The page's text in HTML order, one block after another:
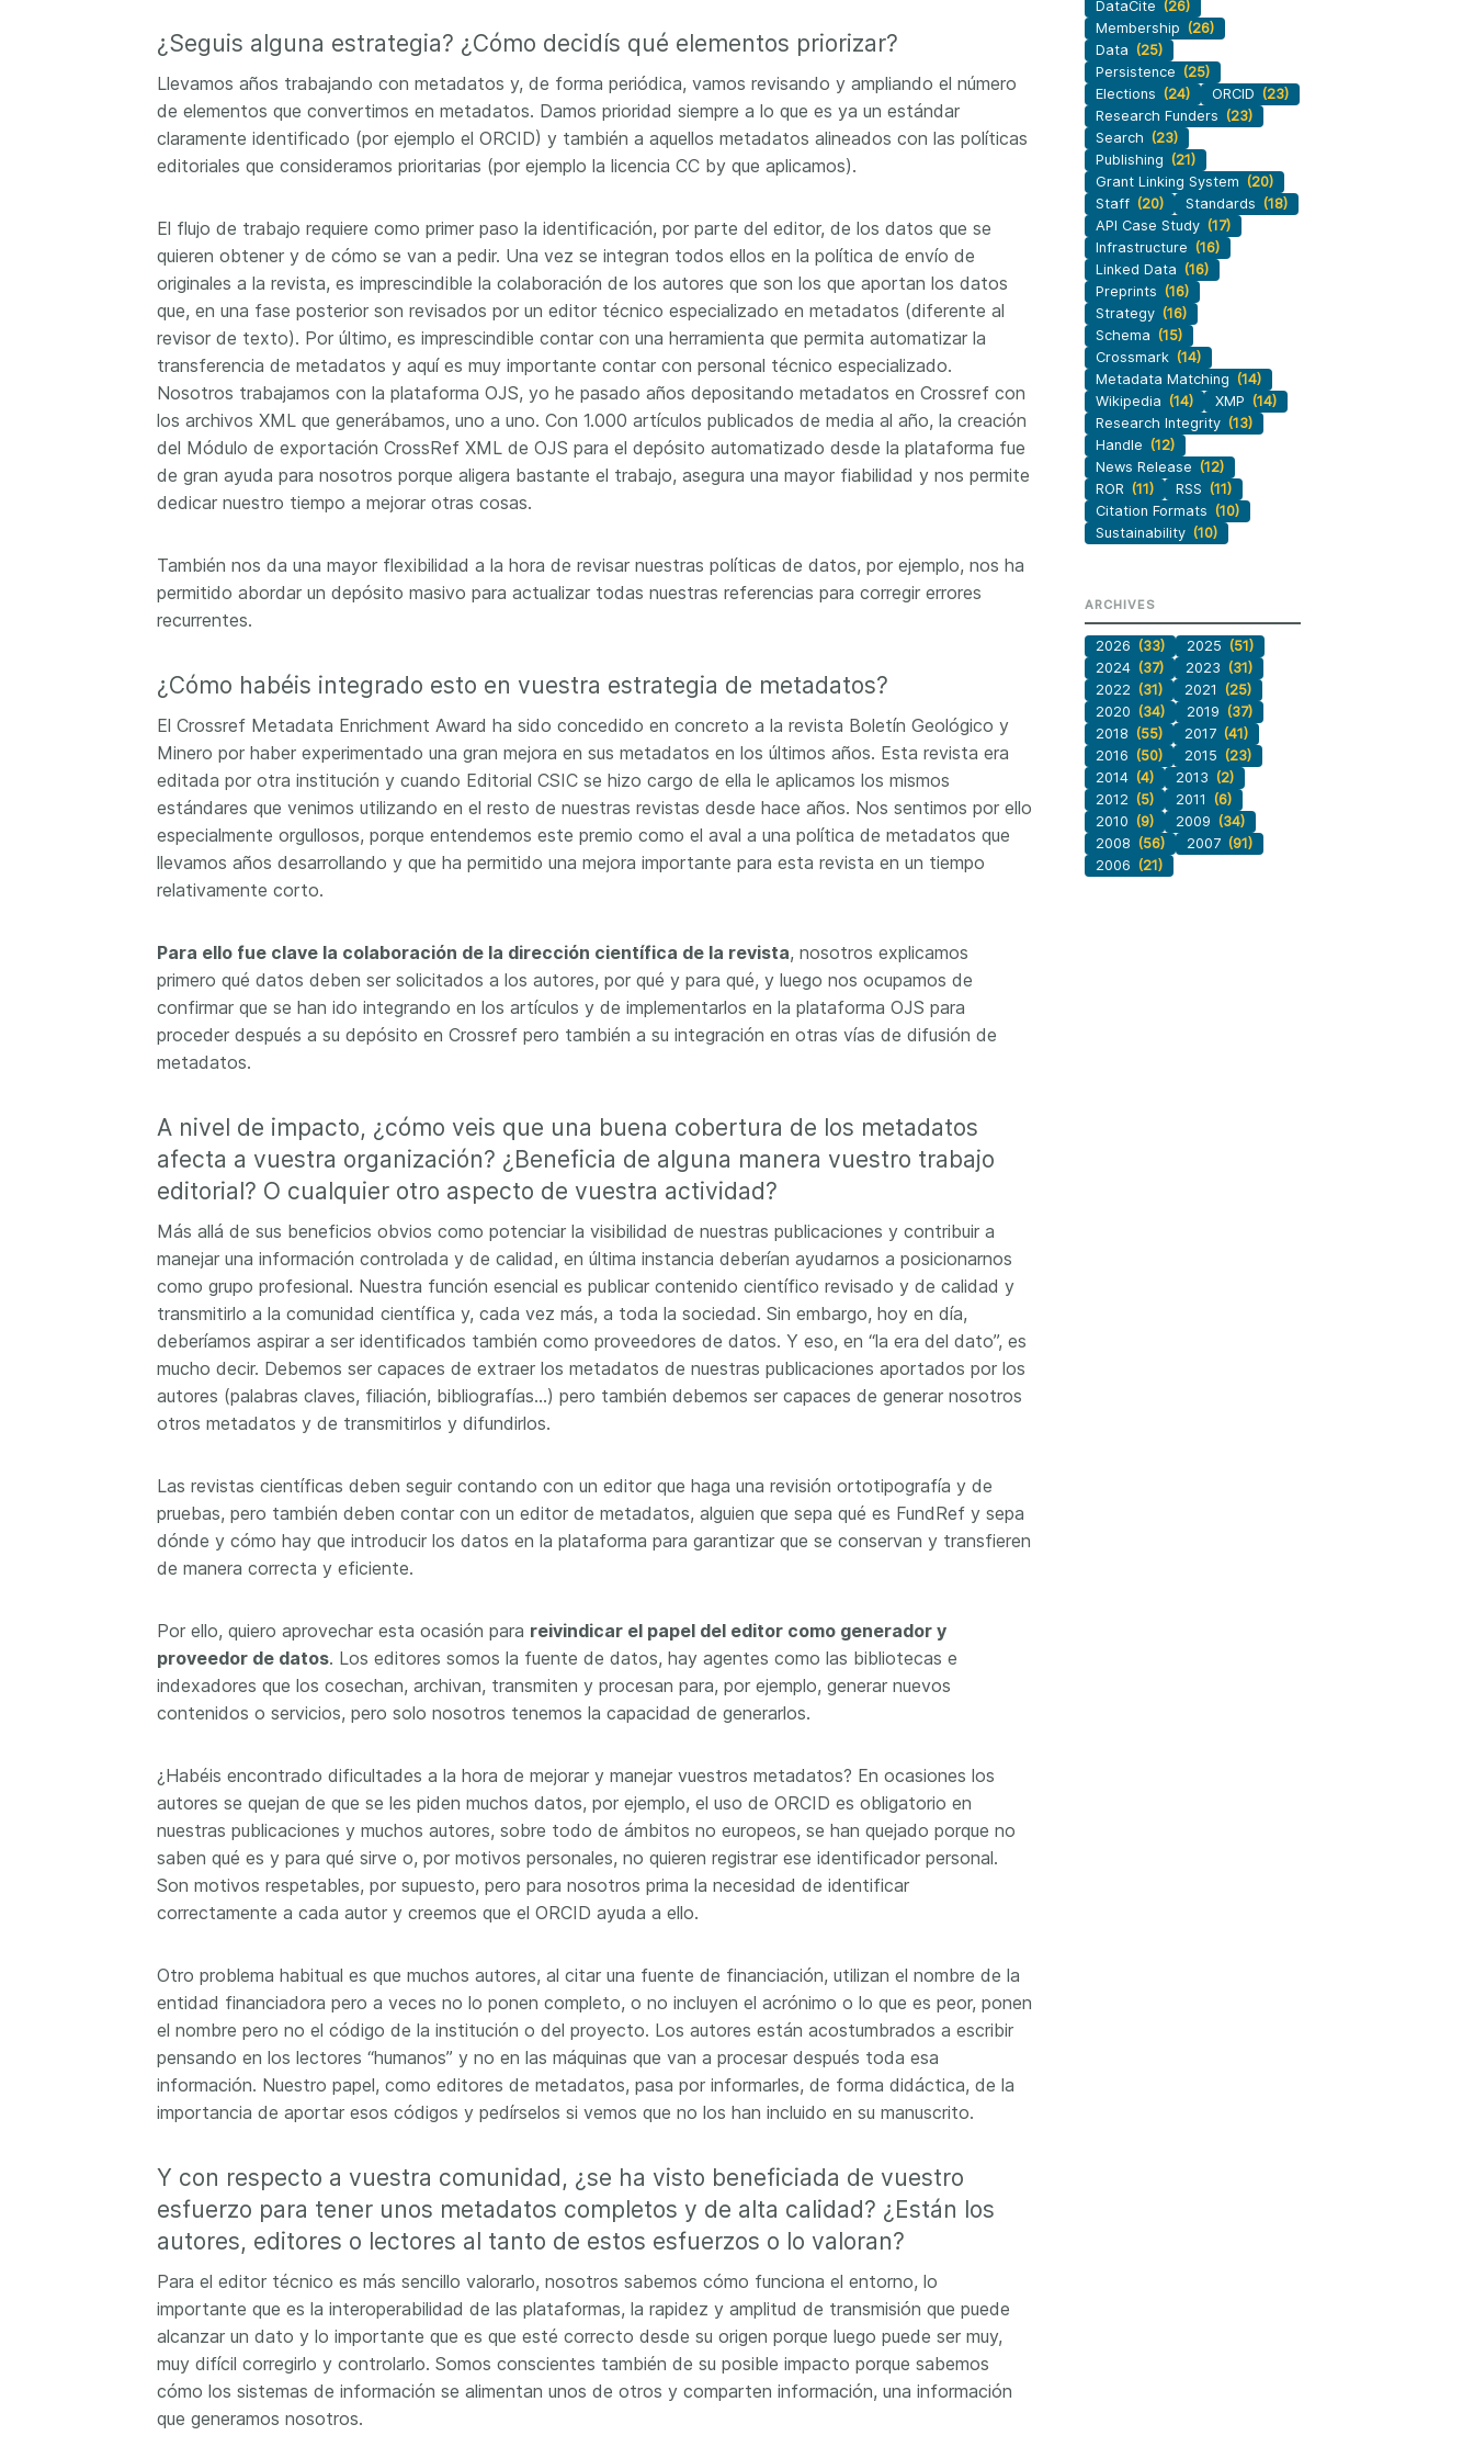
¿Seguis alguna estrategia? ¿Cómo decidís qué elementos priorizar?
Llevamos años trabajando con metadatos y, de forma periódica, vamos revisando y ampliando el número
de elementos que convertimos en metadatos. Damos prioridad siempre a lo que es ya un estándar
claramente identificado (por ejemplo el ORCID) y también a aquellos metadatos alineados con las políticas
editoriales que consideramos prioritarias (por ejemplo la licencia CC by que aplicamos).
El flujo de trabajo requiere como primer paso la identificación, por parte del editor, de los datos que se
quieren obtener y de cómo se van a pedir. Una vez se integran todos ellos en la política de envío de
originales a la revista, es imprescindible la colaboración de los autores que son los que aportan los datos
que, en una fase posterior son revisados por un editor técnico especializado en metadatos (diferente al
revisor de texto). Por último, es imprescindible contar con una herramienta que permita automatizar la
transferencia de metadatos y aquí es muy importante contar con personal técnico especializado.
Nosotros trabajamos con la plataforma OJS, yo he pasado años depositando metadatos en Crossref con
los archivos XML que generábamos, uno a uno. Con 1.000 artículos publicados de media al año, la creación
del Módulo de exportación CrossRef XML de OJS para el depósito automatizado desde la plataforma fue
de gran ayuda para nosotros porque aligera bastante el trabajo, asegura una mayor fiabilidad y nos permite
dedicar nuestro tiempo a mejorar otras cosas.
También nos da una mayor flexibilidad a la hora de revisar nuestras políticas de datos, por ejemplo, nos ha
permitido abordar un depósito masivo para actualizar todas nuestras referencias para corregir errores
recurrentes.
¿Cómo habéis integrado esto en vuestra estrategia de metadatos?
El Crossref Metadata Enrichment Award ha sido concedido en concreto a la revista Boletín Geológico y
Minero por haber experimentado una gran mejora en sus metadatos en los últimos años. Esta revista era
editada por otra institución y cuando Editorial CSIC se hizo cargo de ella le aplicamos los mismos
estándares que venimos utilizando en el resto de nuestras revistas desde hace años. Nos sentimos por ello
especialmente orgullosos, porque entendemos este premio como el aval a una política de metadatos que
llevamos años desarrollando y que ha permitido una mejora importante para esta revista en un tiempo
relativamente corto.
Para ello fue clave la colaboración de la dirección científica de la revista, nosotros explicamos
primero qué datos deben ser solicitados a los autores, por qué y para qué, y luego nos ocupamos de
confirmar que se han ido integrando en los artículos y de implementarlos en la plataforma OJS para
proceder después a su depósito en Crossref pero también a su integración en otras vías de difusión de
metadatos.
A nivel de impacto, ¿cómo veis que una buena cobertura de los metadatos
afecta a vuestra organización? ¿Beneficia de alguna manera vuestro trabajo
editorial? O cualquier otro aspecto de vuestra actividad?
Más allá de sus beneficios obvios como potenciar la visibilidad de nuestras publicaciones y contribuir a
manejar una información controlada y de calidad, en última instancia deberían ayudarnos a posicionarnos
como grupo profesional. Nuestra función esencial es publicar contenido científico revisado y de calidad y
transmitirlo a la comunidad científica y, cada vez más, a toda la sociedad. Sin embargo, hoy en día,
deberíamos aspirar a ser identificados también como proveedores de datos. Y eso, en “la era del dato”, es
mucho decir. Debemos ser capaces de extraer los metadatos de nuestras publicaciones aportados por los
autores (palabras claves, filiación, bibliografías…) pero también debemos ser capaces de generar nosotros
otros metadatos y de transmitirlos y difundirlos.
Las revistas científicas deben seguir contando con un editor que haga una revisión ortotipografía y de
pruebas, pero también deben contar con un editor de metadatos, alguien que sepa qué es FundRef y sepa
dónde y cómo hay que introducir los datos en la plataforma para garantizar que se conservan y transfieren
de manera correcta y eficiente.
Por ello, quiero aprovechar esta ocasión para reivindicar el papel del editor como generador y
proveedor de datos. Los editores somos la fuente de datos, hay agentes como las bibliotecas e
indexadores que los cosechan, archivan, transmiten y procesan para, por ejemplo, generar nuevos
contenidos o servicios, pero solo nosotros tenemos la capacidad de generarlos.
¿Habéis encontrado dificultades a la hora de mejorar y manejar vuestros metadatos? En ocasiones los
autores se quejan de que se les piden muchos datos, por ejemplo, el uso de ORCID es obligatorio en
nuestras publicaciones y muchos autores, sobre todo de ámbitos no europeos, se han quejado porque no
saben qué es y para qué sirve o, por motivos personales, no quieren registrar ese identificador personal.
Son motivos respetables, por supuesto, pero para nosotros prima la necesidad de identificar
correctamente a cada autor y creemos que el ORCID ayuda a ello.
Otro problema habitual es que muchos autores, al citar una fuente de financiación, utilizan el nombre de la
entidad financiadora pero a veces no lo ponen completo, o no incluyen el acrónimo o lo que es peor, ponen
el nombre pero no el código de la institución o del proyecto. Los autores están acostumbrados a escribir
pensando en los lectores “humanos” y no en las máquinas que van a procesar después toda esa
información. Nuestro papel, como editores de metadatos, pasa por informarles, de forma didáctica, de la
importancia de aportar esos códigos y pedírselos si vemos que no los han incluido en su manuscrito.
Y con respecto a vuestra comunidad, ¿se ha visto beneficiada de vuestro
esfuerzo para tener unos metadatos completos y de alta calidad? ¿Están los
autores, editores o lectores al tanto de estos esfuerzos o lo valoran?
Para el editor técnico es más sencillo valorarlo, nosotros sabemos cómo funciona el entorno, lo
importante que es la interoperabilidad de las plataformas, la rapidez y amplitud de transmisión que puede
alcanzar un dato y lo importante que es que esté correcto desde su origen porque luego puede ser muy,
muy difícil corregirlo y controlarlo. Somos conscientes también de su posible impacto porque sabemos
cómo los sistemas de información se alimentan unos de otros y comparten información, una información
que generamos nosotros.
DataCite (26)
Membership (26)
Data (25)
Persistence (25)
Elections (24) ORCID (23)
Research Funders (23)
Search (23)
Publishing (21)
Grant Linking System (20)
Staff (20) Standards (18)
API Case Study (17)
Infrastructure (16)
Linked Data (16)
Preprints (16)
Strategy (16)
Schema (15)
Crossmark (14)
Metadata Matching (14)
Wikipedia (14) XMP (14)
Research Integrity (13)
Handle (12)
News Release (12)
ROR (11) RSS (11)
Citation Formats (10)
Sustainability (10)
ARCHIVES
2026 (33) 2025 (51)
2024 (37) 2023 (31)
2022 (31) 2021
(25)
2020 (34) 2019 (37)
2018 (55) 2017 (41)
2016 (50) 2015 (23)
2014 (4) 2013 (2)
2012 (5) 2011
(6)
2010 (9) 2009 (34)
2008 (56) 2007 (91)
2006 (21)